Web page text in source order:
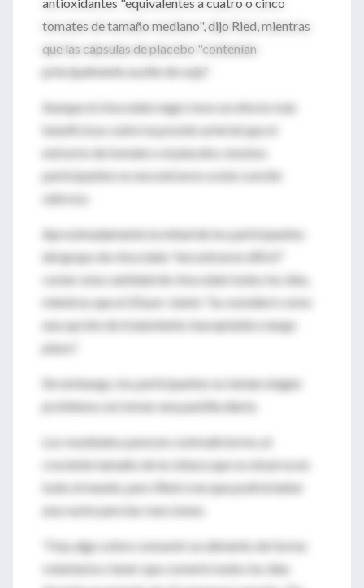
tomates de tamaño mediano", dijo Ried, mientras
que las cápsulas de placebo "contenían
principalmente aceite de soja".
Aunque el chocolate negro tuvo un efecto más
beneficioso sobre la presión arterial que el
extracto de tomate o el placebo, muchos
participantes no encontraron a este convite
sabroso.
Aproximadamente la mitad de los participantes
del grupo de chocolate "encontraron difícil"
comer esta cantidad de chocolate todos los días,
mientras que el 20 por ciento "la consideró como
una opción de tratamiento inaceptable a largo
plazo".
Sin embargo, los participantes no tenían ningún
problema con tomar una pastilla diaria.
Los resultados parecen contradictorios al
creciente tamaño de la cintura que se observa en
todo el mundo, pero Ried cree que podría haber
una razón para las reacciones.
"Hay algo sobre consumir un alimento de forma
voluntaria o tener que comerlo todos los días